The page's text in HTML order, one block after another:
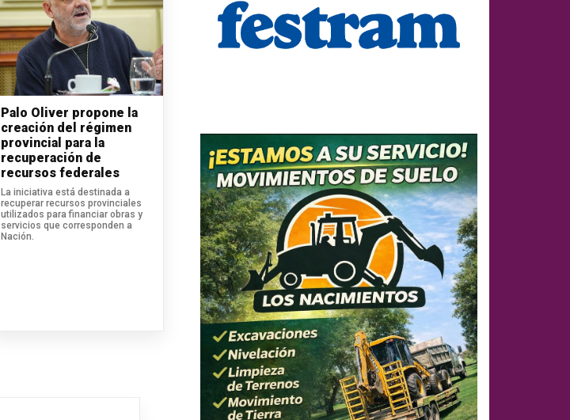
Palo Oliver propone la
creación del régimen
provincial para la
recuperación de
recursos federales
La iniciativa está destinada a
recuperar recursos provinciales
utilizados para financiar obras y
servicios que corresponden a
Nación.